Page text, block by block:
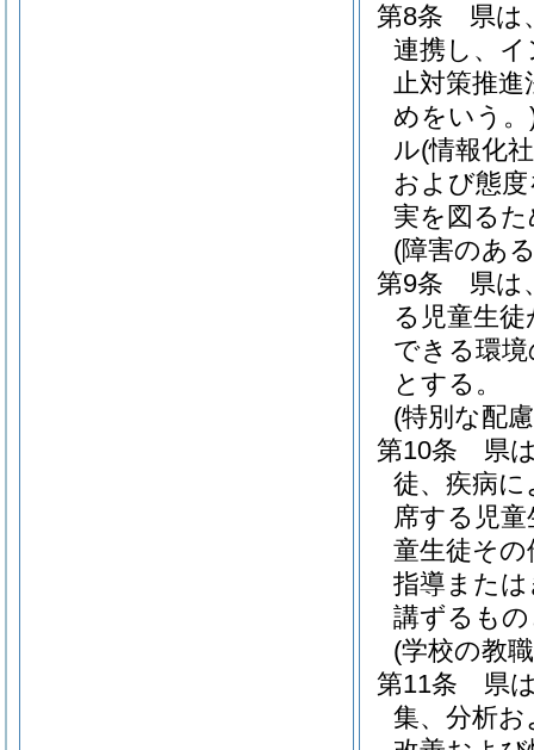
第8条
県は
連携し、
止対策推進
めをいう。
ル(情報化
および態
実を図る
(障害のあ
第9条
県は
る児童生
できる環
とする。
(特別な配
第10条
県
徒、疾病
席する児
童生徒そ
指導また
講ずるも
(学校の教
第11条
県
集、分析